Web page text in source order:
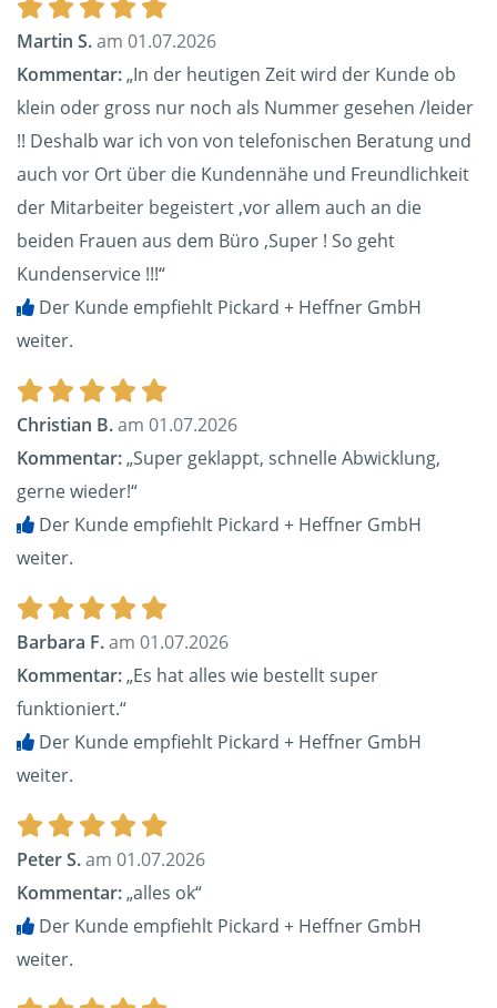
Martin S.am 01.07.2026
Kommentar:„In der heutigen Zeit wird der Kunde ob
klein oder gross nur noch als Nummer gesehen /leider
!! Deshalb war ich von von telefonischen Beratung und
auch vor Ort über die Kundennähe und Freundlichkeit
der Mitarbeiter begeistert ,vor allem auch an die
beiden Frauen aus dem Büro ,Super ! So geht
Kundenservice !!!“
Der Kunde empfiehlt Pickard + Heffner GmbH
weiter.
Christian B.am 01.07.2026
Kommentar:„Super geklappt, schnelle Abwicklung,
gerne wieder!“
Der Kunde empfiehlt Pickard + Heffner GmbH
weiter.
Barbara F.am 01.07.2026
Kommentar:„Es hat alles wie bestellt super
funktioniert.“
Der Kunde empfiehlt Pickard + Heffner GmbH
weiter.
Peter S.am 01.07.2026
Kommentar:„alles ok“
Der Kunde empfiehlt Pickard + Heffner GmbH
weiter.